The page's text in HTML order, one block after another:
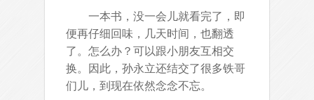
一本书，没一会儿就看完了，即
便再仔细回味，几天时间，也翻透
了。怎么办？可以跟小朋友互相交
换。因此，孙永立还结交了很多铁哥
们儿，到现在依然念念不忘。